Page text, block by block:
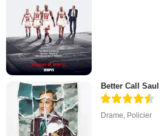
Better Call Saul
Drame Policier